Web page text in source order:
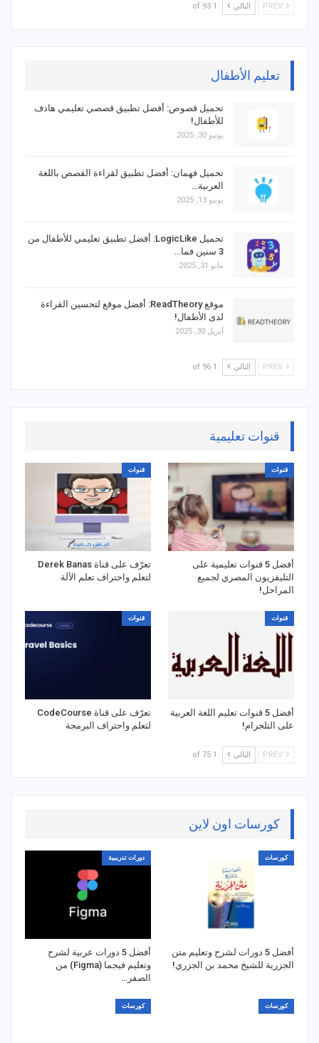
التالي 1 of 93
تعليم الأطفال
تحميل قصوص: أفضل تطبيق قصصي تعليمي هادف
للأطفال!
يونيو 30, 2025
تحميل فهمان: أفضل تطبيق لقراءة القصص باللغة
العربية…
يونيو 13, 2025
تحميل LogicLike: أفضل تطبيق تعليمي للأطفال من
3 سنين فما…
مايو 31, 2025
موقع ReadTheory: أفضل موقع لتحسين القراءة
لدى الأطفال!
أبريل 30, 2025
التالي 1 of 96
قنوات تعليمية
قنوات
أفضل 5 قنوات تعليمية على
التليفزيون المصري لجميع
المراحل!
قنوات
تعرّف على قناة Derek Banas
لتعلم واحتراف تعلم الآلة
قنوات
أفضل 5 قنوات تعليم اللغة العربية
على التلجرام!
قنوات
تعرّف على قناة CodeCourse
لتعلم واحتراف البرمجة
التالي 1 of 75
كورسات اون لاين
كورسات
أفضل 5 دورات لشرح وتعليم متن
الجزرية للشيخ محمد بن الجزري!
دورات تدريبية
أفضل 5 دورات عربية لشرح
وتعليم فيجما (Figma) من
الصفر…
كورسات كورسات